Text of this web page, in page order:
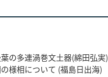
の多連渦巻文土器(綿田弘実)
様相について (福島日出海)